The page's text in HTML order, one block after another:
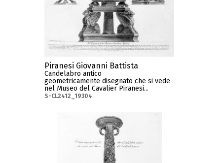
Piranesi Giovanni Battista
Candelabro antico
geometricamente disegnato che si vede
nel Museo del Cavalier Piranesi...
S-CL2412_19304